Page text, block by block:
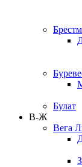
Булат
В-Ж
Вега